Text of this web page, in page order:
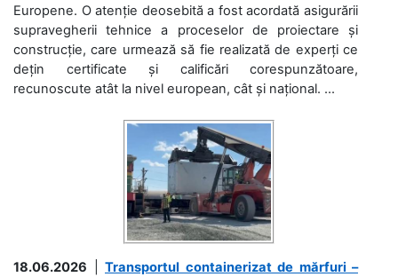
Europene. O atenție deosebită a fost acordată asigurării
supravegherii tehnice a proceselor de proiectare și
construcție, care urmează să fie realizată de experți ce
dețin certificate și calificări corespunzătoare,
recunoscute atât la nivel european, cât și național. ...
18.06.2026
Transportul containerizat de mărfuri –